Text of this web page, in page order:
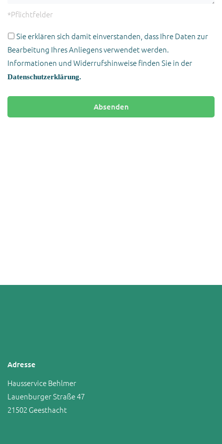
*Pflichtfelder
Sie erklären sich damit einverstanden, dass Ihre Daten zur
Bearbeitung Ihres Anliegens verwendet werden.
Informationen und Widerrufshinweise finden Sie in der
Datenschutzerklärung.
Bitte
Adresse
Hausservice Behlmer
Lauenburger Straße 47
21502 Geesthacht